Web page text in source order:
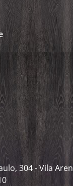
304 - Vila